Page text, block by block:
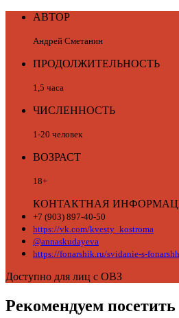
АВТОР
Андрей Сметанин
ПРОДОЛЖИТЕЛЬНОСТЬ
1,5 часа
ЧИСЛЕННОСТЬ
1-20 человек
ВОЗРАСТ
18+
КОНТАКТНАЯ
+7 (903) 897-40-50
https://vk.com/kvesty_kostroma
@annaskudayeva
https://fonarshik.ru/svidanie-s-
Доступно для лиц с ОВЗ
Рекомендуем посетить